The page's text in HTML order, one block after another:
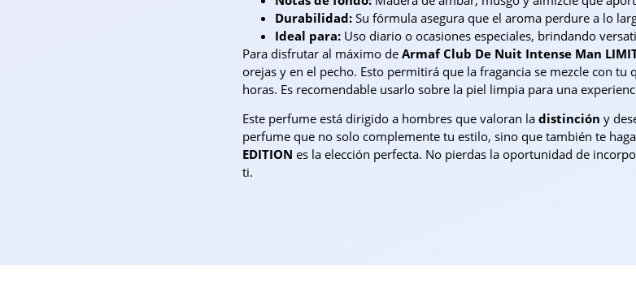
Durabilidad: Su fórmula asegura que el aroma perdure a lo
Ideal para: Uso diario o ocasiones especiales, brindando
Para disfrutar al máximo de Armaf Club De Nuit Intense Man
orejas y en el pecho. Esto permitirá que la fragancia se mezcle con
horas. Es recomendable usarlo sobre la piel limpia para una
Este perfume está dirigido a hombres que valoran la distinción y
perfume que no solo complemente tu estilo, sino que también te
EDITION es la elección perfecta. No pierdas la oportunidad de
ti.